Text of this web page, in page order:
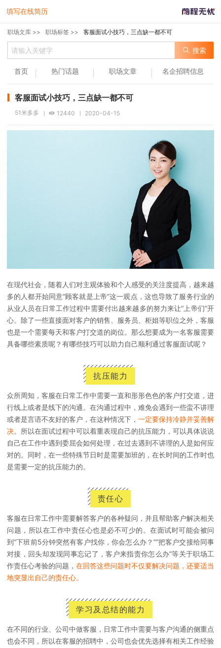
填写在线简历
职场文库 >> 职场标签 >> 客服面试小技巧，三点缺一都不可
搜索
首页 热门话题 职场文章 名企招聘信息
客服面试小技巧，三点缺一都不可
51米多多 12440 2020-04-15
在现代社会，随着人们对主观体验和个人感受的关注度提高，越来越
多的人都开始同意“顾客就是上帝”这一观点，这也导致了服务行业的
从业人员在日常工作过程中需要付出越来越多的努力来让“上帝们”开
心。除了一些直接面对客户的销售、服务员、柜姐等职位之外，客服
也是一个需要每天和客户打交道的岗位。那么想要成为一名客服需要
具备哪些素质呢？有哪些技巧可以助力自己顺利通过客服面试呢？
抗压能力
众所周知，客服在日常工作中需要一直和形形色色的客户打交道，进
行线上或者是线下的沟通。在沟通过程中，难免会遇到一些蛮不讲理
或者是言语不友好的客户，在这种情况下， 一定要保持冷静并妥善解
决。所以在面试过程中可以着重表现自己的抗压能力，可以具体说说
自己在工作中遇到委屈会如何处理，在过去遇到不讲理的人是如何应
对的。同时，在一些特殊节日时是需要加班的，在长时间的工作时也
是需要一定的抗压能力的。
责任心
客服在日常工作中需要解答客户的各种疑问，并且帮助客户解决相关
问题，所以在工作中责任心也是必不可少的。在面试时可能会被问
到“下班前5分钟突然有客户找你，你会怎么办？”“把客户交接给同事
对接，回头却发现同事忘记了，客户来指责你怎么办”等关于职场工
作责任心考验的问题， 在回答这些问题时不仅要解决问题，还要适当
地突显出自己的责任心。
学习及总结的能力
在不同的行业、公司中做客服，日常工作中需要与客户沟通的侧重点
也会不同，所以在客服的招聘中，公司也会优先选择有相关工作经验